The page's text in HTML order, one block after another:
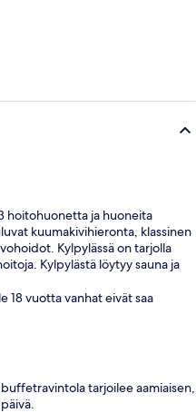
hoitohuonetta ja huoneita
kuumakivihieronta, klassinen
Kylpylässä on tarjolla
Kylpylästä löytyy sauna ja
18 vuotta vanhat eivät saa
tarjoilee aamiaisen,